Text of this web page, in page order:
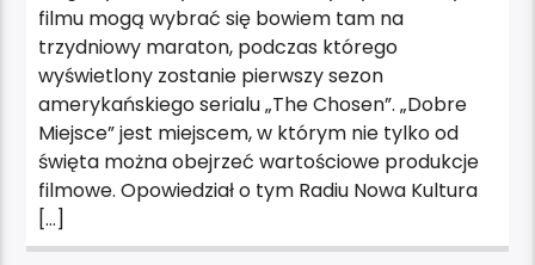
filmu mogą wybrać się bowiem tam na
trzydniowy maraton, podczas którego
wyświetlony zostanie pierwszy sezon
amerykańskiego serialu „The Chosen”. „Dobre
Miejsce” jest miejscem, w którym nie tylko od
święta można obejrzeć wartościowe produkcje
filmowe. Opowiedział o tym Radiu Nowa Kultura
[…]